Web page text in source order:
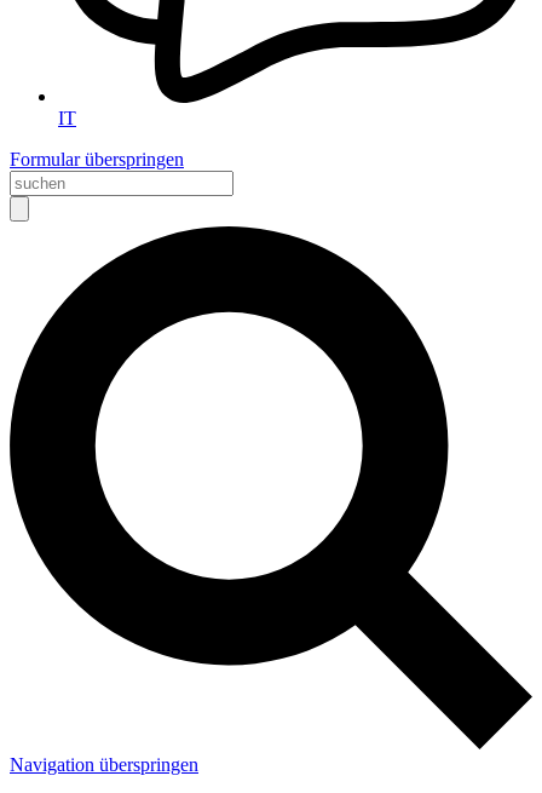
IT
Formular überspringen
Navigation überspringen